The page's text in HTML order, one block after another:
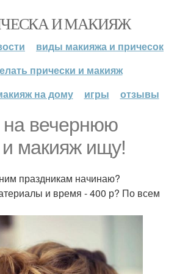
И МАКИЯЖ
виды макияжа и причесок
прически и макияж
на дому
игры отзывы
вечернюю
и макияж ищу!
праздникам начинаю?
и время - 400 р? По всем